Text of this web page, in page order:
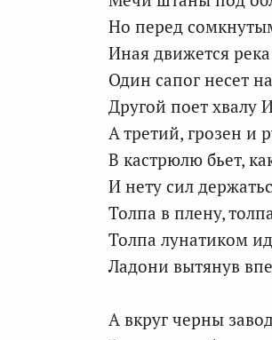
Но перед
Иная движется
Один сапог несет
Другой поет хвалу
А третий, грозен и
В кастрюлю бьет,
И нету сил
Толпа в плену,
Толпа лунатиком
Ладони вытянув
А вкруг черны